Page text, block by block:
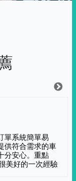
單系統簡單易
供符合需求的車
分安心。重點
美好的一次經驗